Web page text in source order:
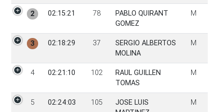
2 02:15:21 78
PABLO QUIRANT
GOMEZ
M
3 02:18:29 37
SERGIO ALBERTOS
MOLINA
M
4 02:21:10 102
RAUL GUILLEN
TOMAS
M
5 02:24:03 105
JOSE LUIS
M